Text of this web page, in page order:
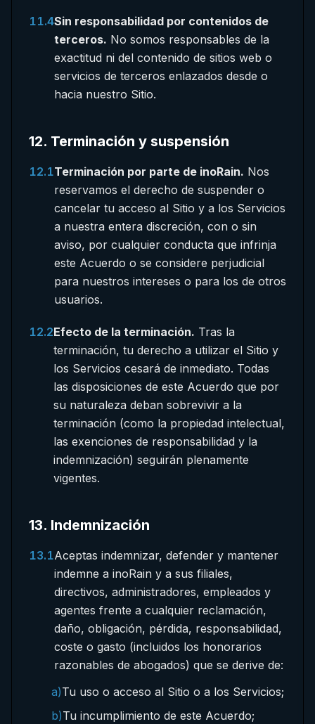
11.4Sin responsabilidad por contenidos de
terceros. No somos responsables de la
exactitud ni del contenido de sitios web o
servicios de terceros enlazados desde o
hacia nuestro Sitio.
12. Terminación y suspensión
12.1Terminación por parte de inoRain. Nos
reservamos el derecho de suspender o
cancelar tu acceso al Sitio y a los Servicios
a nuestra entera discreción, con o sin
aviso, por cualquier conducta que infrinja
este Acuerdo o se considere perjudicial
para nuestros intereses o para los de otros
usuarios.
12.2Efecto de la terminación. Tras la
terminación, tu derecho a utilizar el Sitio y
los Servicios cesará de inmediato. Todas
las disposiciones de este Acuerdo que por
su naturaleza deban sobrevivir a la
terminación (como la propiedad intelectual,
las exenciones de responsabilidad y la
indemnización) seguirán plenamente
vigentes.
13. Indemnización
13.1Aceptas indemnizar, defender y mantener
indemne a inoRain y a sus filiales,
directivos, administradores, empleados y
agentes frente a cualquier reclamación,
daño, obligación, pérdida, responsabilidad,
coste o gasto (incluidos los honorarios
razonables de abogados) que se derive de:
a)Tu uso o acceso al Sitio o a los Servicios;
b)Tu incumplimiento de este Acuerdo;